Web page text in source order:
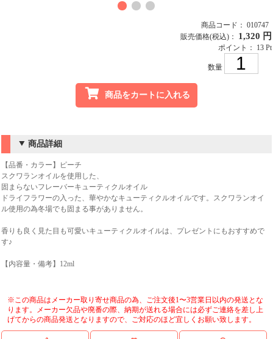
商品コード： 010747
販売価格(税込)： 1,320 円
ポイント： 13 Pt
数量
商品をカートに入れる
商品詳細
【品番・カラー】ピーチ
スクワランオイルを使用した、
固まらないフレーバーキューティクルオイル
ドライフラワーの入った、華やかなキューティクルオイルです。スクワランオイ
ル使用の為冬場でも固まる事がありません。
香りも良く見た目も可愛いキューティクルオイルは、プレゼントにもおすすめで
す♪
【内容量・備考】12ml
※この商品はメーカー取り寄せ商品の為、ご注文後1〜3営業日以内の発送とな
ります。メーカー欠品や廃番の際、納期が送れる場合には必ずご連絡を差し上
げてからの商品発送となりますので、ご対応のほど宜しくお願い致します。